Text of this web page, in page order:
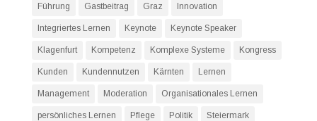
Führung Gastbeitrag Graz Innovation
Integriertes Lernen Keynote Keynote Speaker
Klagenfurt Kompetenz Komplexe Systeme Kongress
Kunden Kundennutzen Kärnten Lernen
Management Moderation Organisationales Lernen
persönliches Lernen Pflege Politik Steiermark